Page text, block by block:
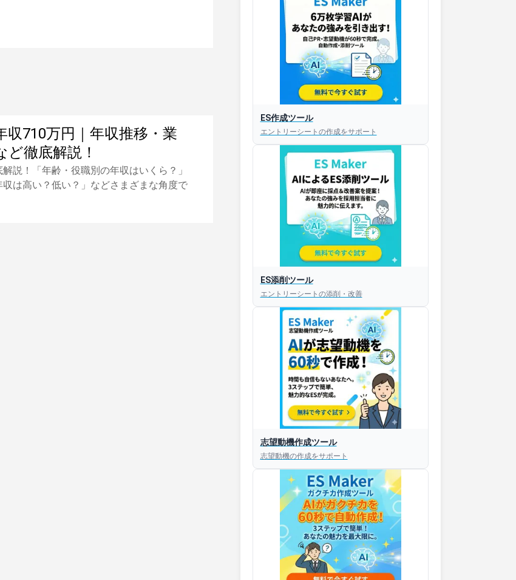
収710万円｜年収推移・業
ど徹底解説！
説！「年齢・役職別の年収はいくら？」
収は高い？低い？」などさまざまな角度で
ES作成ツール
エントリーシートの作成をサポート
ES添削ツール
エントリーシートの添削・改善
志望動機作成ツール
志望動機の作成をサポート